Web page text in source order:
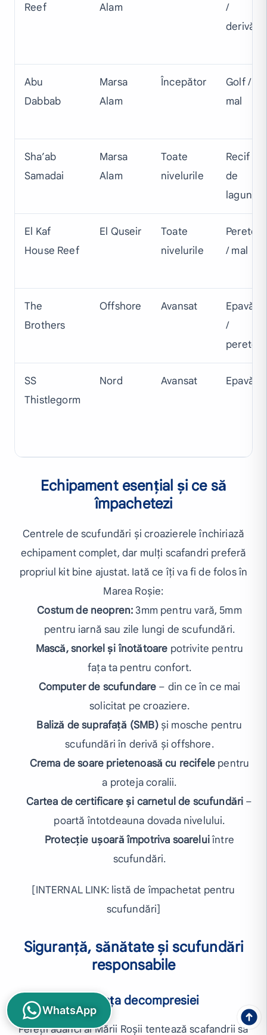
Reef
Alam
/
derivă
Abu
Dabbab
Marsa
Alam
Începător
Golf /
mal
Sha’ab
Samadai
Marsa
Alam
Toate
nivelurile
Recif
de
lagună
El Kaf
House Reef
El Quseir
Toate
nivelurile
Perete
/ mal
The
Brothers
Offshore Avansat
Epavă
/
perete
SS
Thistlegorm
Nord Avansat Epavă
Echipament esențial și ce să
împachetezi
Centrele de scufundări și croazierele închiriază
echipament complet, dar mulți scafandri preferă
propriul kit bine ajustat. Iată ce îți va fi de folos în
Marea Roșie:
Costum de neopren:3mm pentru vară, 5mm
pentru iarnă sau zile lungi de scufundări.
Mască, snorkel și înotătoare potrivite pentru
fața ta pentru confort.
Computer de scufundare – din ce în ce mai
solicitat pe croaziere.
Baliză de suprafață (SMB)și mosche pentru
scufundări în derivă și offshore.
Crema de soare prietenoasă cu recifele pentru
a proteja coralii.
Cartea de certificare și carnetul de scufundări –
poartă întotdeauna dovada nivelului.
Protecție ușoară împotriva soareluiîntre
scufundări.
[INTERNAL LINK: listă de împachetat pentru
scufundări]
Siguranță, sănătate și scufundări
responsabile
Siguranța decompresiei
Pereții adânci ai Mării Roșii tentează scafandrii să
WhatsApp